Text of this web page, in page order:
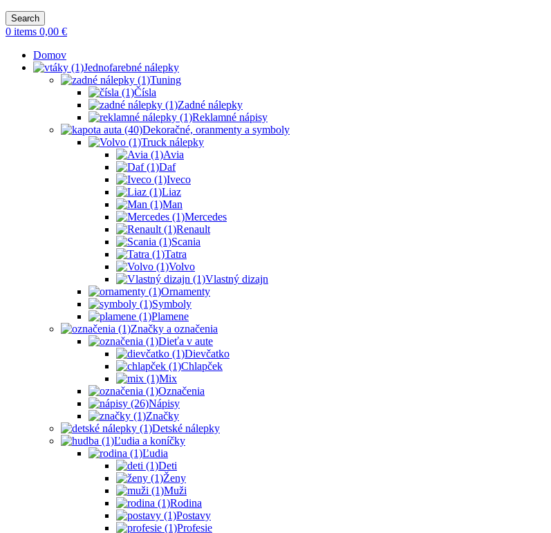
Search
0 items 0,00 €
Domov
Jednofarebné nálepky
Tuning
Čísla
Zadné nálepky
Reklamné nápisy
Dekoračné, oranmenty a symboly
Truck nálepky
Avia
Daf
Iveco
Liaz
Man
Mercedes
Renault
Scania
Tatra
Volvo
Vlastný dizajn
Ornamenty
Symboly
Plamene
Značky a označenia
Dieťa v aute
Dievčatko
Chlapček
Mix
Označenia
Nápisy
Značky
Detské nálepky
Ľudia a koníčky
Ľudia
Deti
Ženy
Muži
Rodina
Postavy
Profesie